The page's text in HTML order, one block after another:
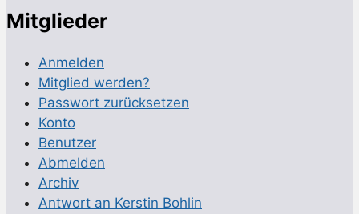
Mitglieder
Anmelden
Mitglied werden?
Passwort zurücksetzen
Konto
Benutzer
Abmelden
Archiv
Antwort an Kerstin Bohlin